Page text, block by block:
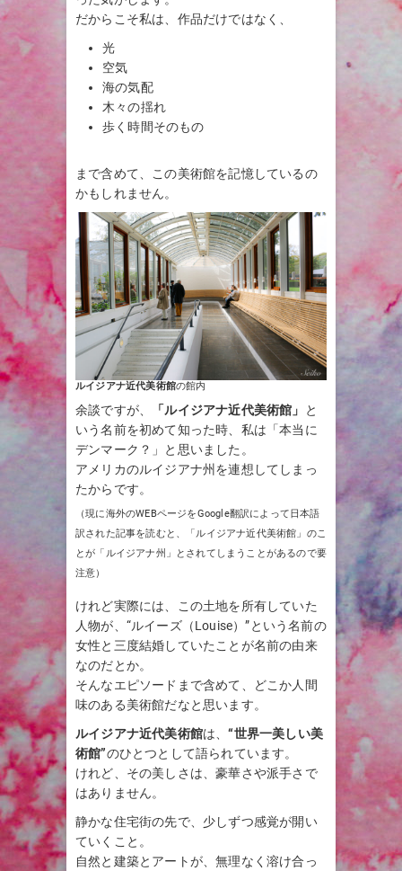
だからこそ私は、作品だけではなく、
光
空気
海の気配
木々の揺れ
歩く時間そのもの
まで含めて、この美術館を記憶しているの
かもしれません。
ルイジアナ近代美術館の館内
余談ですが、 「ルイジアナ近代美術館」
と
いう名前を初めて知った時、私は「本当に
デンマーク？」と思いました。
アメリカのルイジアナ州を連想してしまっ
たからです。
（現に海外のWEBページをGoogle翻訳によって日本語
訳された記事を読むと、「ルイジアナ近代美術館」のこ
とが「ルイジアナ州」とされてしまうことがあるので要
注意）
けれど実際には、この土地を所有していた
人物が、“ルイーズ（Louise）”という名前の
女性と三度結婚していたことが名前の由来
なのだとか。
そんなエピソードまで含めて、どこか人間
味のある美術館だなと思います。
ルイジアナ近代美術館は、“世界一美しい美
術館”のひとつとして語られています。
けれど、その美しさは、豪華さや派手さで
はありません。
静かな住宅街の先で、少しずつ感覚が開い
ていくこと。
自然と建築とアートが、無理なく溶け合っ